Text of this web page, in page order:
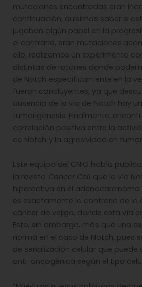
mutaciones encontradas eran
continuación, quisimos saber si
jugaban algún papel en la
el contrario, eran mutaciones
ello, realizamos un experimento
distintas de ratones donde
de Notch específicamente en la
fueron concluyentes, ya que
ausencia de la vía de Notch hay
tumorigénesis. Finalmente,
correlación positiva entre la
de Notch y la agresividad en
Este equipo del CNIO había
la revista Cancer Cell que la vía
hiperactiva en el adenocarcinoma
es exactamente lo contrario de lo
cáncer de vejiga, donde esta vía
Esto, sin embargo, más que una
norma en el caso de Notch, pues
de señalización celular que puede
anti-oncogénica según el tipo